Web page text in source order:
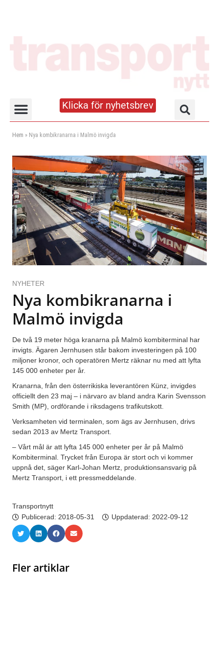
Klicka för nyhetsbrev
Hem » Nya kombikranarna i Malmö invigda
NYHETER
Nya kombikranarna i
Malmö invigda
De två 19 meter höga kranarna på Malmö kombiterminal har
invigts. Ägaren Jernhusen står bakom investeringen på 100
miljoner kronor, och operatören Mertz räknar nu med att lyfta
145 000 enheter per år.
Kranarna, från den österrikiska leverantören Künz, invigdes
officiellt den 23 maj – i närvaro av bland andra Karin Svensson
Smith (MP), ordförande i riksdagens trafikutskott.
Verksamheten vid terminalen, som ägs av Jernhusen, drivs
sedan 2013 av Mertz Transport.
– Vårt mål är att lyfta 145 000 enheter per år på Malmö
Kombiterminal. Trycket från Europa är stort och vi kommer
uppnå det, säger Karl-Johan Mertz, produktionsansvarig på
Mertz Transport, i ett pressmeddelande.
Transportnytt
Publicerad: 2018-05-31 Uppdaterad: 2022-09-12
Fler artiklar